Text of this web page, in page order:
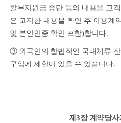
할부지원금 중단 등의 내용을 고
은 고지한 내용을 확인 후 이용계
및 본인인증 확인 포함)합니다.
③ 외국인의 합법적인 국내체류
구입에 제한이 있을 수 있습니다.
제3장 계약당사